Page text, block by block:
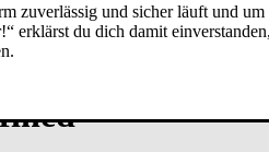
zuverlässig und sicher läuft und
erklärst du dich damit
(m/w/d) ­für